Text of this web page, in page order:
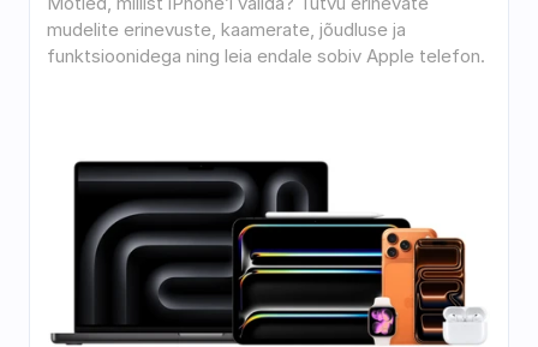
mudelite erinevuste, kaamerate, jõudluse ja
funktsioonidega ning leia endale sobiv Apple telefon.